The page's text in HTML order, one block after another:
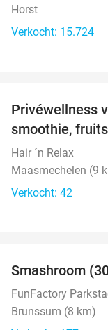
Horst
Verkocht: 15.724
Privéwellness
smoothie,
Hair ´n Relax
Maasmechelen (9
Verkocht: 42
Smashroom
FunFactory
Brunssum (8 km)